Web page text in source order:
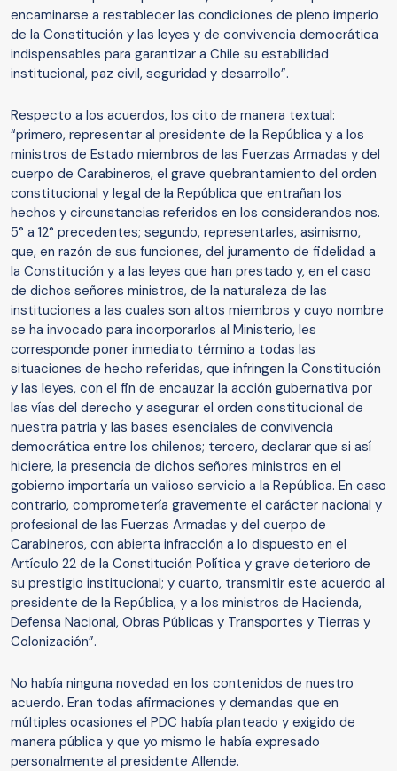
encaminarse a restablecer las condiciones de pleno imperio
de la Constitución y las leyes y de convivencia democrática
indispensables para garantizar a Chile su estabilidad
institucional, paz civil, seguridad y desarrollo”.
Respecto a los acuerdos, los cito de manera textual:
“primero, representar al presidente de la República y a los
ministros de Estado miembros de las Fuerzas Armadas y del
cuerpo de Carabineros, el grave quebrantamiento del orden
constitucional y legal de la República que entrañan los
hechos y circunstancias referidos en los considerandos nos.
5° a 12° precedentes; segundo, representarles, asimismo,
que, en razón de sus funciones, del juramento de fidelidad a
la Constitución y a las leyes que han prestado y, en el caso
de dichos señores ministros, de la naturaleza de las
instituciones a las cuales son altos miembros y cuyo nombre
se ha invocado para incorporarlos al Ministerio, les
corresponde poner inmediato término a todas las
situaciones de hecho referidas, que infringen la Constitución
y las leyes, con el fin de encauzar la acción gubernativa por
las vías del derecho y asegurar el orden constitucional de
nuestra patria y las bases esenciales de convivencia
democrática entre los chilenos; tercero, declarar que si así
hiciere, la presencia de dichos señores ministros en el
gobierno importaría un valioso servicio a la República. En caso
contrario, comprometería gravemente el carácter nacional y
profesional de las Fuerzas Armadas y del cuerpo de
Carabineros, con abierta infracción a lo dispuesto en el
Artículo 22 de la Constitución Política y grave deterioro de
su prestigio institucional; y cuarto, transmitir este acuerdo al
presidente de la República, y a los ministros de Hacienda,
Defensa Nacional, Obras Públicas y Transportes y Tierras y
Colonización”.
No había ninguna novedad en los contenidos de nuestro
acuerdo. Eran todas afirmaciones y demandas que en
múltiples ocasiones el PDC había planteado y exigido de
manera pública y que yo mismo le había expresado
personalmente al presidente Allende.